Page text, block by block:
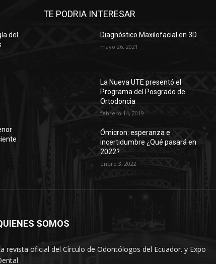
del
TE PODRIA INTERESAR
Diagnóstico Maxilofacial en 3D
mayo 26, 2021
La Nueva UTE presentó el
Programa del Posgrado de
Ortodoncia
febrero 14, 2019
Ómicron: esperanza e
incertidumbre ¿Qué pasará en
2022?
enero 3, 2022
SOMOS
revista oficial del Círculo de Odontólogos del Ecuador. y Expo